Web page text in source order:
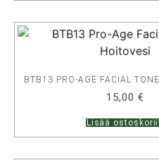
BTB13 PRO-AGE FACIAL
15,00 €
Lisää